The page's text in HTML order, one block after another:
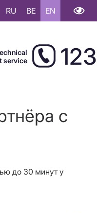
RU BE EN
service
123
с
до 30 минут у